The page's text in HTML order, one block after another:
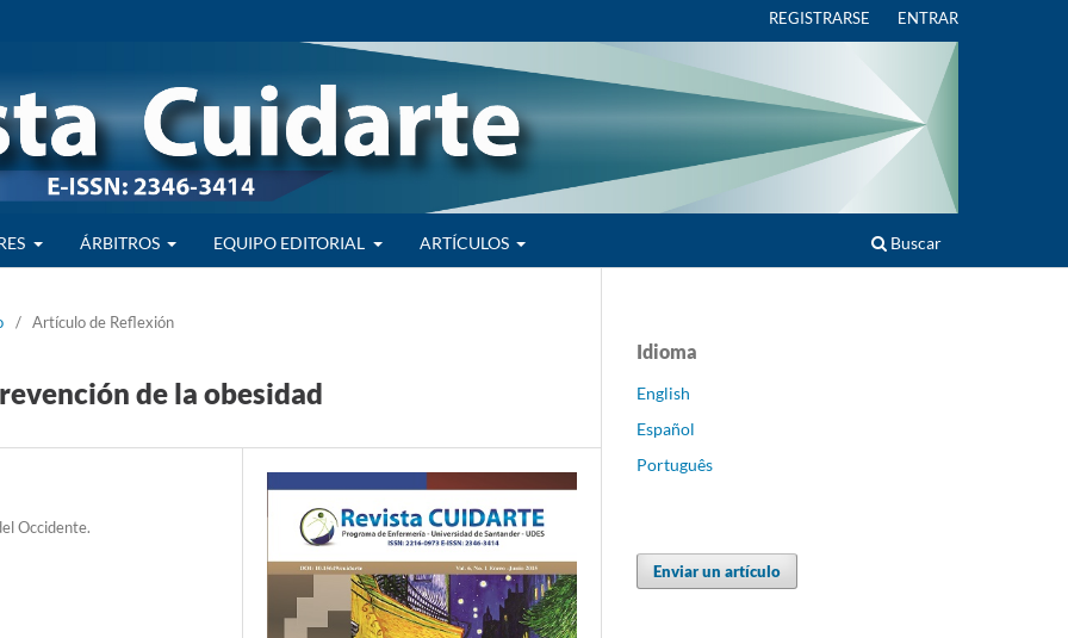
ÁRBITROS EQUIPO EDITORIAL ARTÍCULOS Buscar
REGISTRARSE ENTRAR
/ Artículo de Reflexión
de la obesidad
Occidente.
Idioma
English
Español
Português
Enviar un artículo